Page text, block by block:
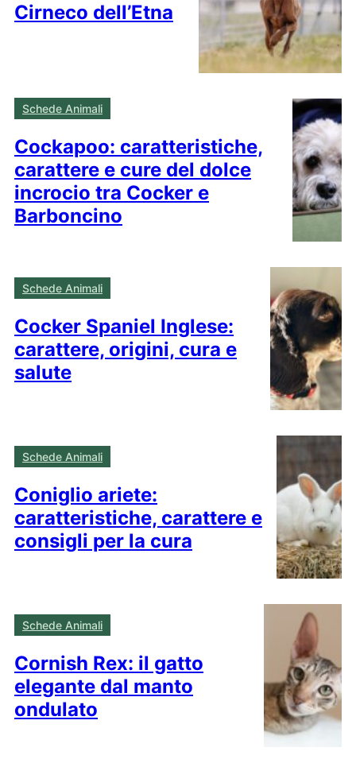
Cirneco dell’Etna
Schede Animali
Cockapoo: caratteristiche,
carattere e cure del dolce
incrocio tra Cocker e
Barboncino
Schede Animali
Cocker Spaniel Inglese:
carattere, origini, cura e
salute
Schede Animali
Coniglio ariete:
caratteristiche, carattere e
consigli per la cura
Schede Animali
Cornish Rex: il gatto
elegante dal manto
ondulato